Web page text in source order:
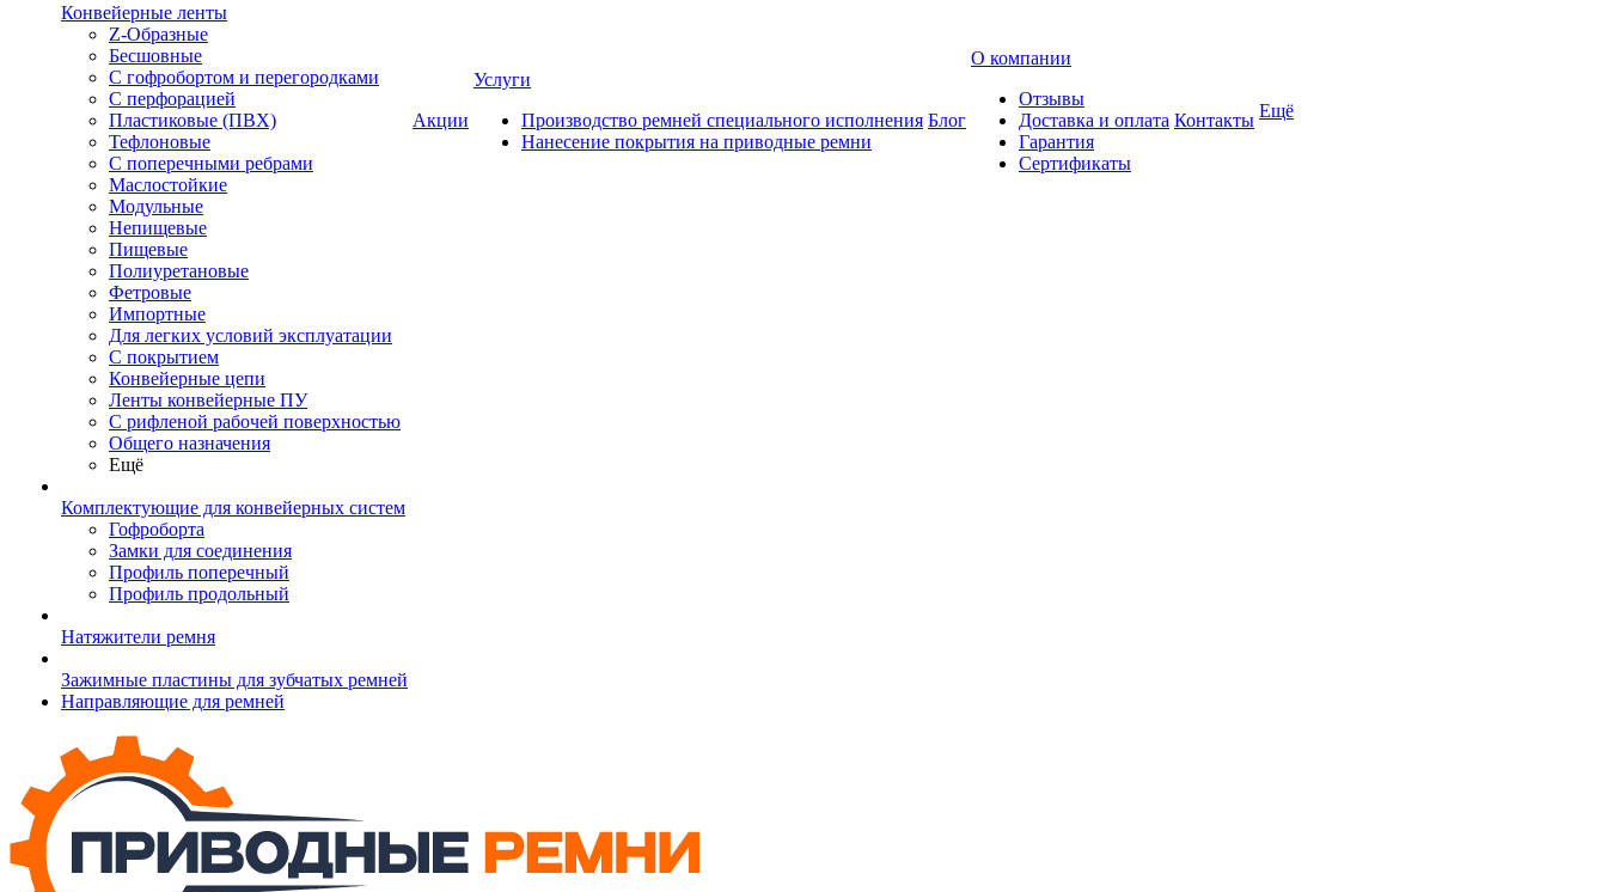
Конвейерные ленты
Z-Образные
Бесшовные
С гофробортом и перегородками
С перфорацией
Пластиковые (ПВХ)
Тефлоновые
С поперечными ребрами
Маслостойкие
Модульные
Непищевые
Пищевые
Полиуретановые
Фетровые
Импортные
Для легких условий эксплуатации
С покрытием
Конвейерные цепи
Ленты конвейерные ПУ
С рифленой рабочей поверхностью
Общего назначения
Ещё
Комплектующие для конвейерных систем
Гофроборта
Замки для соединения
Профиль поперечный
Профиль продольный
Натяжители ремня
Зажимные пластины для зубчатых ремней
Направляющие для ремней
Акции
Услуги
Производство ремней специального исполнения
Нанесение покрытия на приводные ремни
Блог
О компании
Отзывы
Доставка и оплата
Гарантия
Сертификаты
Контакты Ещё